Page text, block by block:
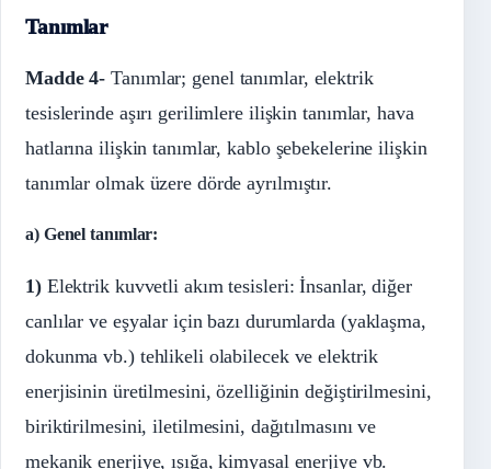
Tanımlar
Madde 4- Tanımlar; genel tanımlar, elektrik
tesislerinde aşırı gerilimlere ilişkin tanımlar, hava
hatlarına ilişkin tanımlar, kablo şebekelerine ilişkin
tanımlar olmak üzere dörde ayrılmıştır.
a) Genel tanımlar:
1)Elektrik kuvvetli akım tesisleri: İnsanlar, diğer
canlılar ve eşyalar için bazı durumlarda (yaklaşma,
dokunma vb.) tehlikeli olabilecek ve elektrik
enerjisinin üretilmesini, özelliğinin değiştirilmesini,
biriktirilmesini, iletilmesini, dağıtılmasını ve
mekanik enerjiye, ışığa, kimyasal enerjiye vb.